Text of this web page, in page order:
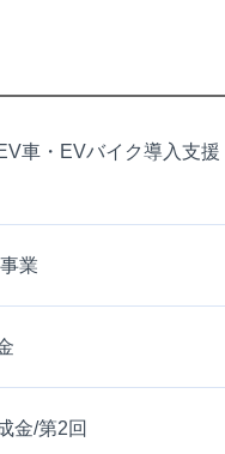
車・EVバイク導入支援
業
金/第2回